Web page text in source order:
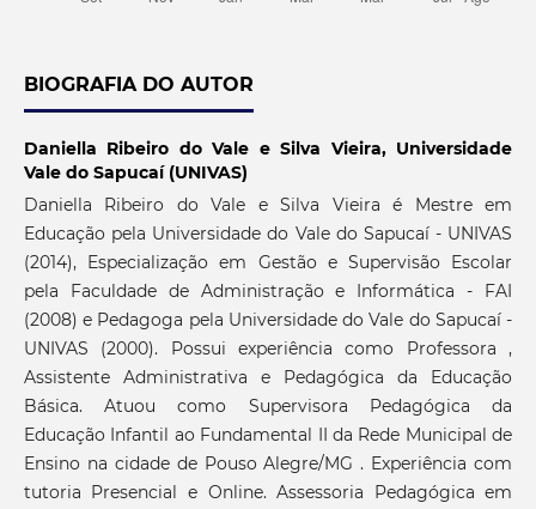
BIOGRAFIA DO AUTOR
Daniella Ribeiro do Vale e Silva Vieira, Universidade
Vale do Sapucaí (UNIVAS)
Daniella Ribeiro do Vale e Silva Vieira é Mestre em
Educação pela Universidade do Vale do Sapucaí - UNIVAS
(2014), Especialização em Gestão e Supervisão Escolar
pela Faculdade de Administração e Informática - FAI
(2008) e Pedagoga pela Universidade do Vale do Sapucaí -
UNIVAS (2000). Possui experiência como Professora ,
Assistente Administrativa e Pedagógica da Educação
Básica. Atuou como Supervisora Pedagógica da
Educação Infantil ao Fundamental II da Rede Municipal de
Ensino na cidade de Pouso Alegre/MG . Experiência com
tutoria Presencial e Online. Assessoria Pedagógica em